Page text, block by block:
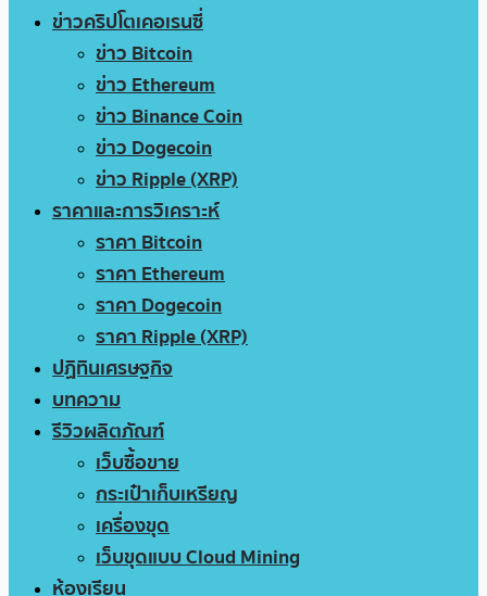
ข่าวคริปโตเคอเรนซี่
ข่าว Bitcoin
ข่าว Ethereum
ข่าว Binance Coin
ข่าว Dogecoin
ข่าว Ripple (XRP)
ราคาและการวิเคราะห์
ราคา Bitcoin
ราคา Ethereum
ราคา Dogecoin
ราคา Ripple (XRP)
ปฏิทินเศรษฐกิจ
บทความ
รีวิวผลิตภัณฑ์
เว็บซื้อขาย
กระเป๋าเก็บเหรียญ
เครื่องขุด
เว็บขุดแบบ Cloud Mining
ห้องเรียน